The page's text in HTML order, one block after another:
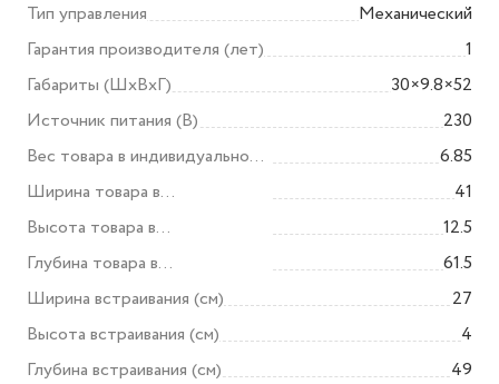
Тип управления
Механический
Гарантия производителя (лет)
1
Габариты (ШхВхГ)
30×9.8×52
Источник питания (В)
230
Вес товара в индивидуальной
упаковке (кг)
6.85
Ширина товара в
индивидуальной упаковке (см)
41
Высота товара в
индивидуальной упаковке (см)
12.5
Глубина товара в
индивидуальной упаковке (см)
61.5
Ширина встраивания (см)
27
Высота встраивания (см)
4
Глубина встраивания (см)
49